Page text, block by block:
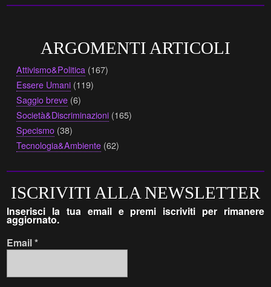
ARGOMENTI ARTICOLI
Attivismo&Politica (167)
Essere Umani (119)
Saggio breve (6)
Società&Discriminazioni (165)
Specismo (38)
Tecnologia&Ambiente (62)
ISCRIVITI ALLA NEWSLETTER
Inserisci la tua email e premi iscriviti per rimanere
aggiornato.
Email*